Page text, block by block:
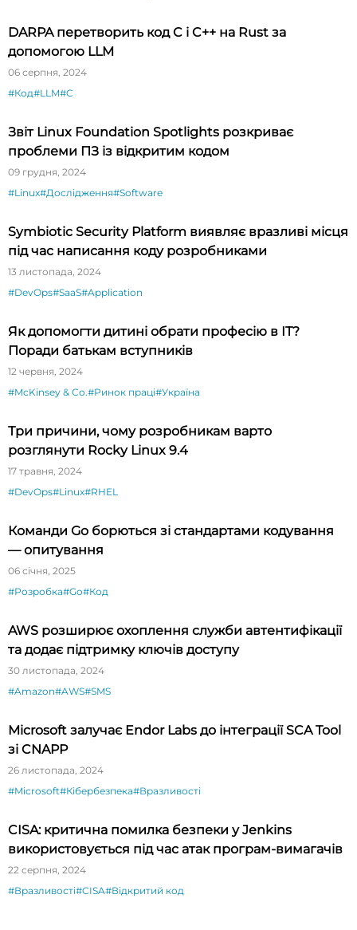
DARPA перетворить код C і C++ на Rust за
допомогою LLM
06 серпня, 2024
#Код#LLM#C
Звіт Linux Foundation Spotlights розкриває
проблеми ПЗ із відкритим кодом
09 грудня, 2024
#Linux#Дослідження#Software
Symbiotic Security Platform виявляє вразливі місця
під час написання коду розробниками
13 листопада, 2024
#DevOps#SaaS#Application
Як допомогти дитині обрати професію в ІТ?
Поради батькам вступників
12 червня, 2024
#McKinsey & Co.#Ринок праці#Україна
Три причини, чому розробникам варто
розглянути Rocky Linux 9.4
17 травня, 2024
#DevOps#Linux#RHEL
Команди Go борються зі стандартами кодування
— опитування
06 січня, 2025
#Розробка#Go#Код
AWS розширює охоплення служби автентифікації
та додає підтримку ключів доступу
30 листопада, 2024
#Amazon#AWS#SMS
Microsoft залучає Endor Labs до інтеграції SCA Tool
зі CNAPP
26 листопада, 2024
#Microsoft#Кібербезпека#Вразливості
CISA: критична помилка безпеки у Jenkins
використовується під час атак програм-вимагачів
22 серпня, 2024
#Вразливості#CISA#Відкритий код